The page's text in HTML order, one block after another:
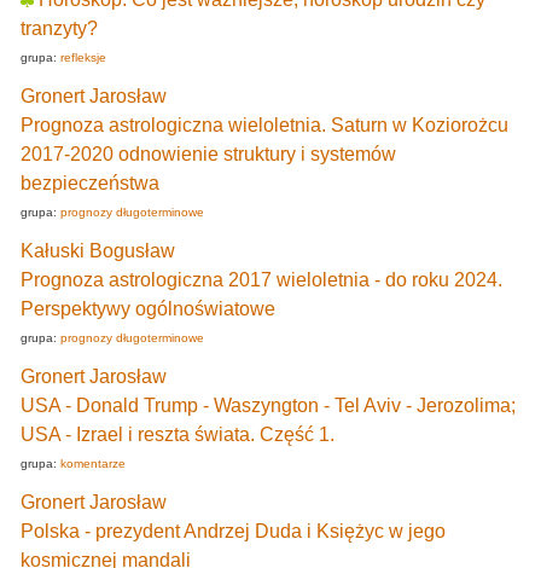
tranzyty?
grupa: refleksje
Gronert Jarosław
Prognoza astrologiczna wieloletnia. Saturn w Koziorożcu
2017-2020 odnowienie struktury i systemów
bezpieczeństwa
grupa: prognozy długoterminowe
Kałuski Bogusław
Prognoza astrologiczna 2017 wieloletnia - do roku 2024.
Perspektywy ogólnoświatowe
grupa: prognozy długoterminowe
Gronert Jarosław
USA - Donald Trump - Waszyngton - Tel Aviv - Jerozolima;
USA - Izrael i reszta świata. Część 1.
grupa: komentarze
Gronert Jarosław
Polska - prezydent Andrzej Duda i Księżyc w jego
kosmicznej mandali